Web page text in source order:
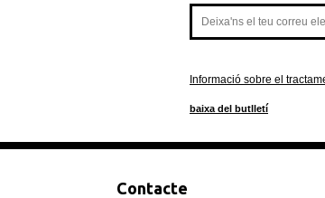
Informació sobre el
baixa del butlletí
Contacte